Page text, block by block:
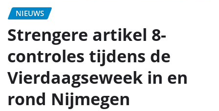
NIEUWS
Strengere artikel 8-
controles tijdens de
Vierdaagseweek in en
rond Nijmegen